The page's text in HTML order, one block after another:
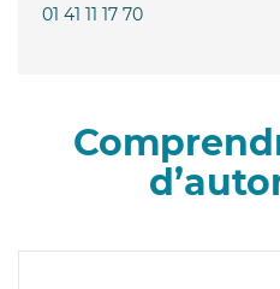
01 41 11 17 70